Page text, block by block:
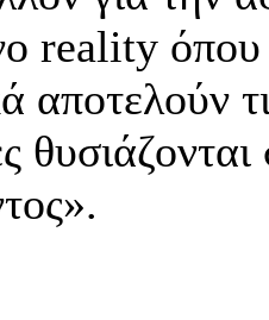
reality όπου
αποτελούν